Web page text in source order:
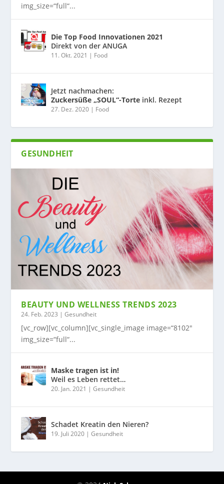
img_size=“full“...
Die Top Food Innovationen 2021
Direkt von der ANUGA
11. Okt. 2021 | Food
Jetzt nachmachen:
Zuckersüße „SOUL“-Torte inkl. Rezept
27. Dez. 2020 | Food
GESUNDHEIT
BEAUTY UND WELLNESS TRENDS 2023
24. Feb. 2023 |Gesundheit
[vc_row][vc_column][vc_single_image image=“8102″
img_size=“full“...
Maske tragen ist in!
Weil es Leben rettet…
20. Jan. 2021 |Gesundheit
Schadet Kreatin den Nieren?
19. Juli 2020 |Gesundheit